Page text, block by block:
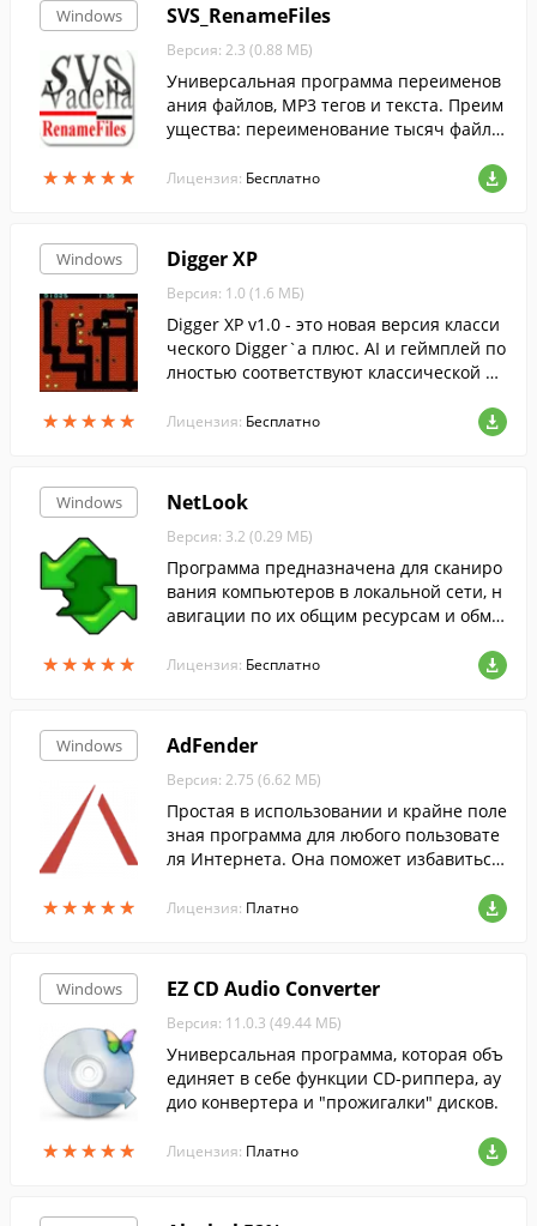
Windows
★★★★★
★★★★★
SVS_RenameFiles
Версия: 2.3 (0.88 МБ)
Универсальная программа переименов
ания файлов, MP3 тегов и текста. Преим
ущества: переименование тысяч файло
Лицензия: Бесплатно
Windows
★★★★★
★★★★★
Digger XP
Версия: 1.0 (1.6 МБ)
Digger XP v1.0 - это новая версия класси
ческого Digger`a плюс. AI и геймплей по
лностью соответствуют классической иг
Лицензия: Бесплатно
Windows
★★★★★
★★★★★
NetLook
Версия: 3.2 (0.29 МБ)
Программа предназначена для сканиро
вания компьютеров в локальной сети, н
авигации по их общим ресурсам и обме
Лицензия: Бесплатно
Windows
★★★★★
★★★★★
AdFender
Версия: 2.75 (6.62 МБ)
Простая в использовании и крайне поле
зная программа для любого пользовате
ля Интернета. Она поможет избавиться
веб-сайтах.
Лицензия: Платно
Windows
★★★★★
★★★★★
EZ CD Audio Converter
Версия: 11.0.3 (49.44 МБ)
Универсальная программа, которая объ
единяет в себе функции CD-риппера, ау
дио конвертера и "прожигалки" дисков.
Лицензия: Платно